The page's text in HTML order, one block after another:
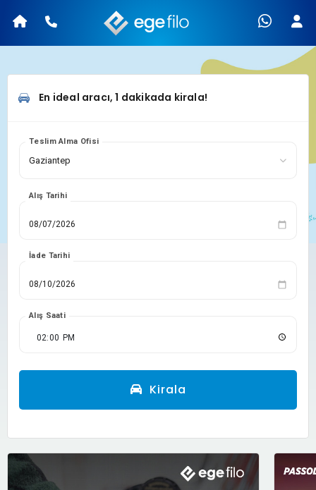
En ideal aracı, 1 dakikada kirala!
Teslim Alma Ofisi
Alış Tarihi
İade Tarihi
Alış Saati
Kirala